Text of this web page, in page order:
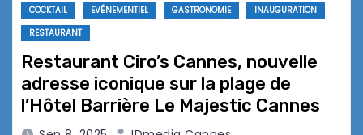
COCKTAIL EVÉNEMENTIEL GASTRONOMIE
INAUGURATION
RESTAURANT
Restaurant Ciro’s Cannes, nouvelle
adresse iconique sur la plage de
l’Hôtel Barrière Le Majestic Cannes